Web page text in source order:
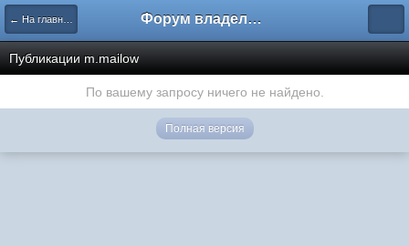
← На главную Форум владельцев интернет-магазинов
Публикации m.mailow
По вашему запросу ничего не найдено.
Полная версия